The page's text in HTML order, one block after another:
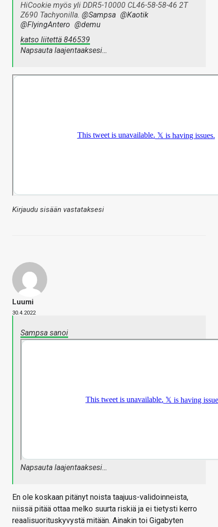
HiCookie myös yli DDR5-10000 CL46-58-58-46 2T
Z690 Tachyonilla. @Sampsa @Kaotik
@FlyingAntero @demu
katso liitettä 846539
Napsauta laajentaaksesi…
Kirjaudu sisään vastataksesi
Luumi
30.4.2022
Sampsa sanoi
Napsauta laajentaaksesi…
En ole koskaan pitänyt noista taajuus-validoinneista,
niissä pitää ottaa melko suurta riskiä ja ei tietysti kerro
reaalisuorituskyvystä mitään. Ainakin toi Gigabyten